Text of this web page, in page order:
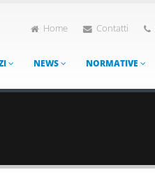
Home Contatti
NEWS NORMATIVE